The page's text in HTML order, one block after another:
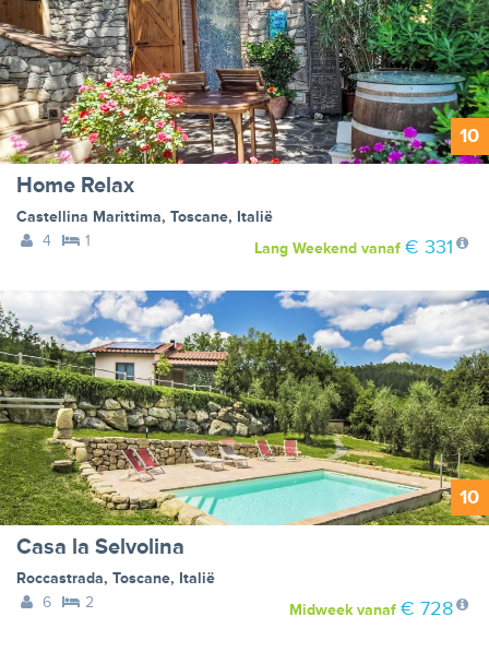
10
Home Relax
Castellina Marittima, Toscane, Italië
4
1 Lang Weekendvanaf € 331
10
Casa la Selvolina
Roccastrada, Toscane, Italië
6
2 Midweekvanaf € 728